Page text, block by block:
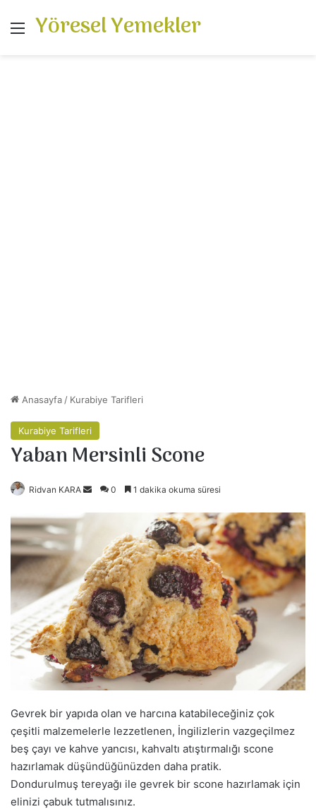
Menü
Yöresel Yemekler
Anasayfa / Kurabiye Tarifleri
Kurabiye Tarifleri
Yaban Mersinli Scone
Ridvan KARA
p
o
s
t
a
g
ö
n
d
e
r
0 1 dakika okuma süresi
Gevrek bir yapıda olan ve harcına katabileceğiniz çok
çeşitli malzemelerle lezzetlenen, İngilizlerin vazgeçilmez
beş çayı ve kahve yancısı, kahvaltı atıştırmalığı scone
hazırlamak düşündüğünüzden daha pratik.
Dondurulmuş tereyağı ile gevrek bir scone hazırlamak için
elinizi çabuk tutmalısınız.